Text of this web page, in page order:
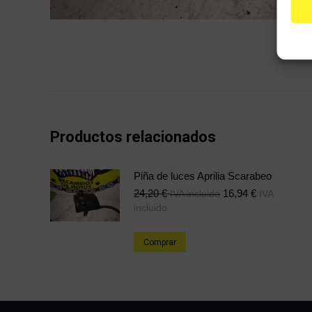
Productos relacionados
Piña de luces Aprilia Scarabeo
24,20€ IVA incluido 16,94 € IVA
incluido
Comprar